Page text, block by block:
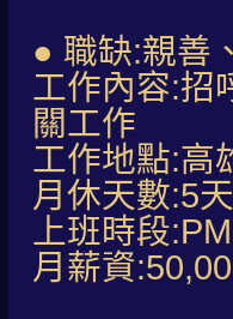
● 職缺:親善
工作內容:招
關工作
工作地點:高
月休天數:5
上班時段
月薪資